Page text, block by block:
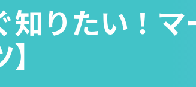
知りたい！